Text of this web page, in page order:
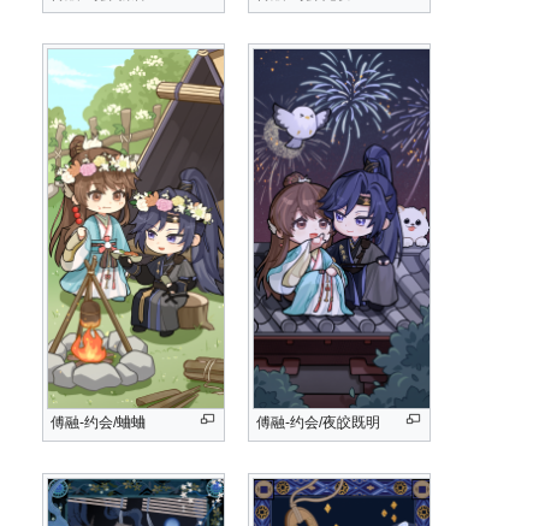
傅融-约会/蛐蛐 傅融-约会/夜皎既明